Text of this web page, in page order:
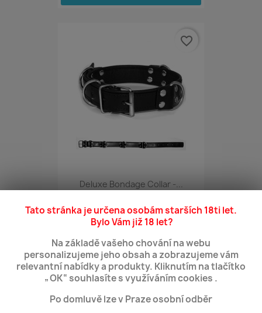
Deluxe Bondage Collar -...
VLOŽIT DO KOŠÍKU
favorite_border
favorite_border
Tato stránka je určena osobám starších 18ti let.
Bylo Vám již 18 let?
Na základě vašeho chování na webu
personalizujeme jeho obsah a zobrazujeme vám
relevantní nabídky a produkty. Kliknutím na tlačítko
„OK“ souhlasíte s využíváním cookies .
Po domluvě lze v Praze osobní odběr